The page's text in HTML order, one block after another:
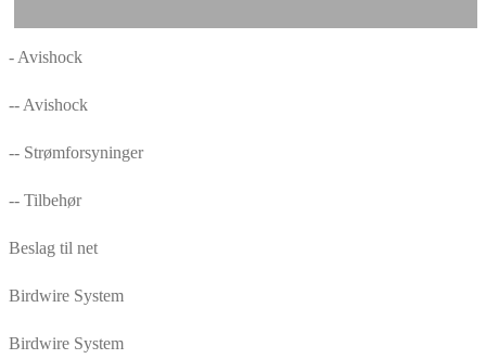
- Avishock
-- Avishock
-- Strømforsyninger
-- Tilbehør
Beslag til net
Birdwire System
Birdwire System